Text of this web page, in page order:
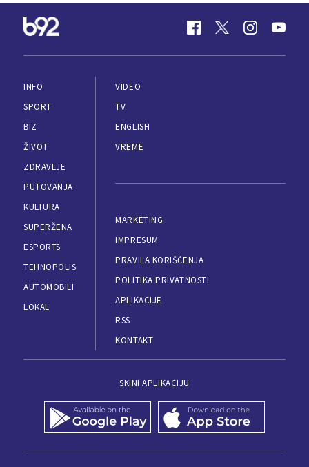
INFO
SPORT
BIZ
ŽIVOT
ZDRAVLJE
PUTOVANJA
KULTURA
SUPERŽENA
ESPORTS
TEHNOPOLIS
AUTOMOBILI
LOKAL
VIDEO
TV
ENGLISH
VREME
MARKETING
IMPRESUM
PRAVILA KORIŠĆENJA
POLITIKA PRIVATNOSTI
APLIKACIJE
RSS
KONTAKT
SKINI APLIKACIJU